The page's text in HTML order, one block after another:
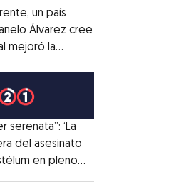
un país
Álvarez cree
mejoró la
serenata”: ‘La
del asesinato
en pleno